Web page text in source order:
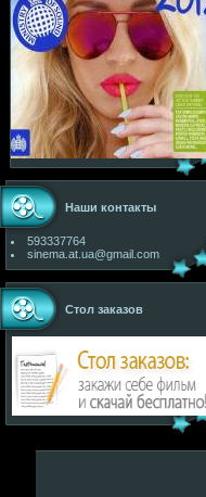
Наши контакты
593337764
sinema.at.ua@gmail.com
Стол заказов